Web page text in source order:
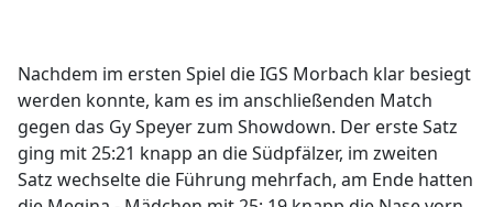
Nachdem im ersten Spiel die IGS Morbach klar besiegt
werden konnte, kam es im anschließenden Match
gegen das Gy Speyer zum Showdown. Der erste Satz
ging mit 25:21 knapp an die Südpfälzer, im zweiten
Satz wechselte die Führung mehrfach, am Ende hatten